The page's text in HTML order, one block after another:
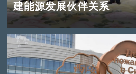
建能源发展伙伴关系